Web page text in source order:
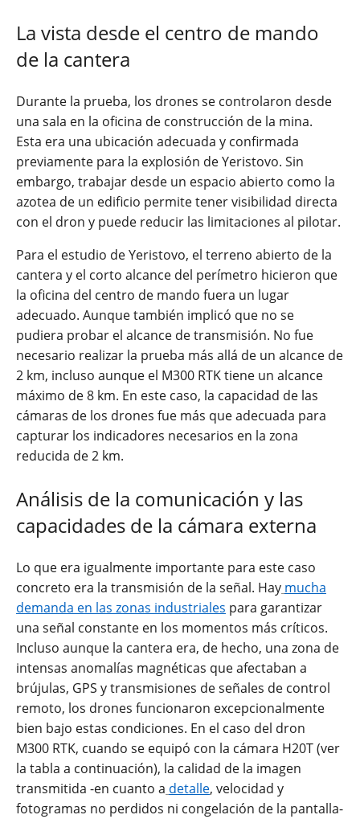
La vista desde el centro de mando
de la cantera
Durante la prueba, los drones se controlaron desde
una sala en la oficina de construcción de la mina.
Esta era una ubicación adecuada y confirmada
previamente para la explosión de Yeristovo. Sin
embargo, trabajar desde un espacio abierto como la
azotea de un edificio permite tener visibilidad directa
con el dron y puede reducir las limitaciones al pilotar.
Para el estudio de Yeristovo, el terreno abierto de la
cantera y el corto alcance del perímetro hicieron que
la oficina del centro de mando fuera un lugar
adecuado. Aunque también implicó que no se
pudiera probar el alcance de transmisión. No fue
necesario realizar la prueba más allá de un alcance de
2 km, incluso aunque el M300 RTK tiene un alcance
máximo de 8 km. En este caso, la capacidad de las
cámaras de los drones fue más que adecuada para
capturar los indicadores necesarios en la zona
reducida de 2 km.
Análisis de la comunicación y las
capacidades de la cámara externa
Lo que era igualmente importante para este caso
concreto era la transmisión de la señal. Hay mucha
demanda en las zonas industriales para garantizar
una señal constante en los momentos más críticos.
Incluso aunque la cantera era, de hecho, una zona de
intensas anomalías magnéticas que afectaban a
brújulas, GPS y transmisiones de señales de control
remoto, los drones funcionaron excepcionalmente
bien bajo estas condiciones. En el caso del dron
M300 RTK, cuando se equipó con la cámara H20T (ver
la tabla a continuación), la calidad de la imagen
transmitida -en cuanto a detalle, velocidad y
fotogramas no perdidos ni congelación de la pantalla-